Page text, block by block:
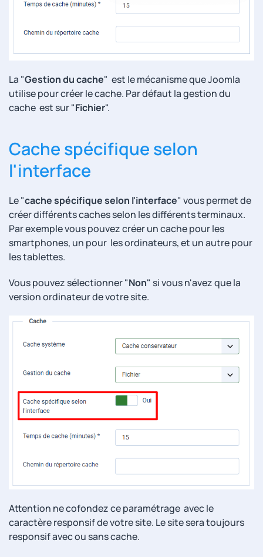
La "Gestion du cache" est le mécanisme que Joomla
utilise pour créer le cache. Par défaut la gestion du
cache est sur "Fichier".
Cache spécifique selon
l'interface
Le "cache spécifique selon l'interface" vous permet de
créer différents caches selon les différents terminaux.
Par exemple vous pouvez créer un cache pour les
smartphones, un pour les ordinateurs, et un autre pour
les tablettes.
Vous pouvez sélectionner "Non" si vous n'avez que la
version ordinateur de votre site.
Attention ne cofondez ce paramétrage avec le
caractère responsif de votre site. Le site sera toujours
responsif avec ou sans cache.